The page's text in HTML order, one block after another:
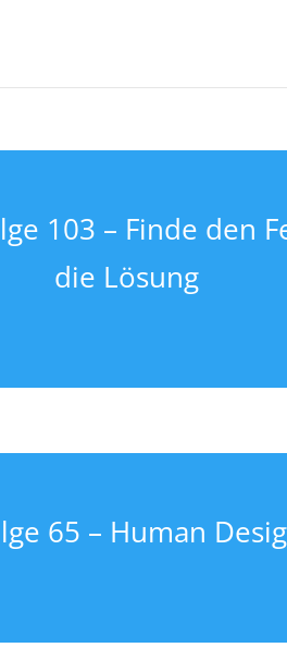
103 – Finde den
die Lösung
65 – Human